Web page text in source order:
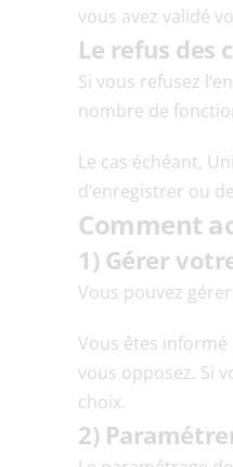
vous avez validé
Le refus des
Si vous refusez
nombre de
Le cas échéant,
d’enregistrer ou
Comment
1) Gérer
Vous pouvez
Vous êtes informé
vous opposez. Si
choix.
2)